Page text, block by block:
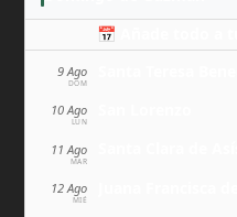
📅 Añade todo a
9 Ago
DOM
10 Ago
LUN
11 Ago
MAR
12 Ago
MIÉ